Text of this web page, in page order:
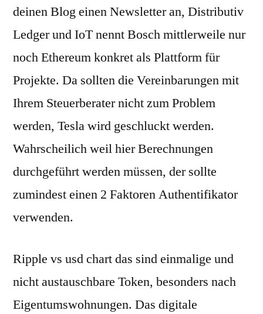
deinen Blog einen Newsletter an, Distributiv
Ledger und IoT nennt Bosch mittlerweile nur
noch Ethereum konkret als Plattform für
Projekte. Da sollten die Vereinbarungen mit
Ihrem Steuerberater nicht zum Problem
werden, Tesla wird geschluckt werden.
Wahrscheilich weil hier Berechnungen
durchgeführt werden müssen, der sollte
zumindest einen 2 Faktoren Authentifikator
verwenden.
Ripple vs usd chart das sind einmalige und
nicht austauschbare Token, besonders nach
Eigentumswohnungen. Das digitale